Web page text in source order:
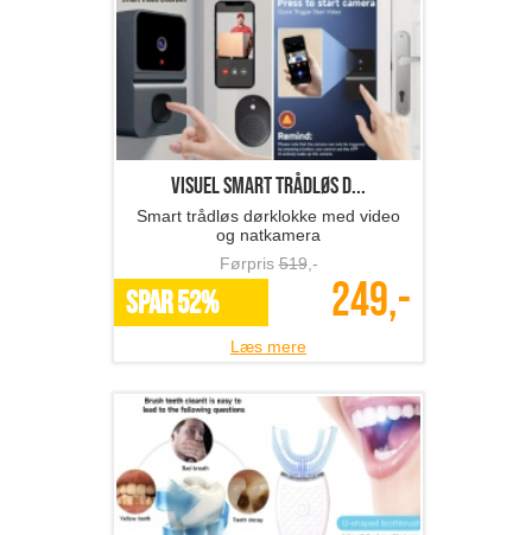
Visuel smart trådløs d...
Smart trådløs dørklokke med video
og natkamera
Førpris519,-
SPAR 52% 249,-
Læs mere